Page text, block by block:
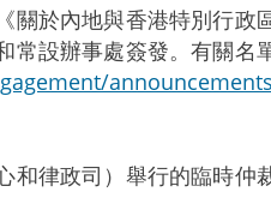
關於內地與香港特別行政
設辦事處簽發。有關名
和律政司）舉行的臨時仲